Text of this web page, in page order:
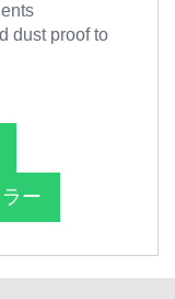
dust proof to
ー